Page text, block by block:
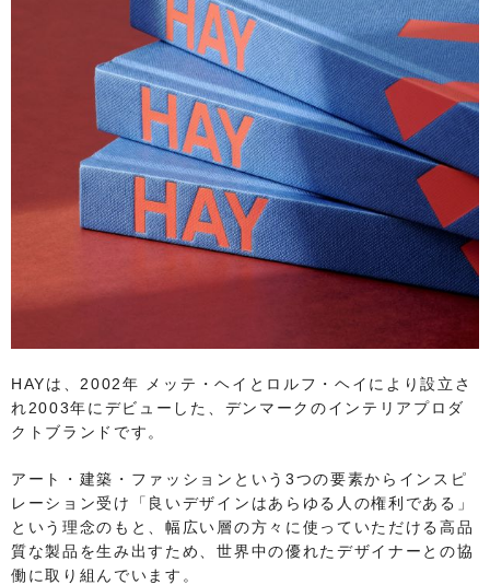
HAYは、2002年 メッテ・ヘイとロルフ・ヘイにより設立さ
れ2003年にデビューした、デンマークのインテリアプロダ
クトブランドです。
アート・建築・ファッションという3つの要素からインスピ
レーション受け「良いデザインはあらゆる人の権利である」
という理念のもと、幅広い層の方々に使っていただける高品
質な製品を生み出すため、世界中の優れたデザイナーとの協
働に取り組んでいます。